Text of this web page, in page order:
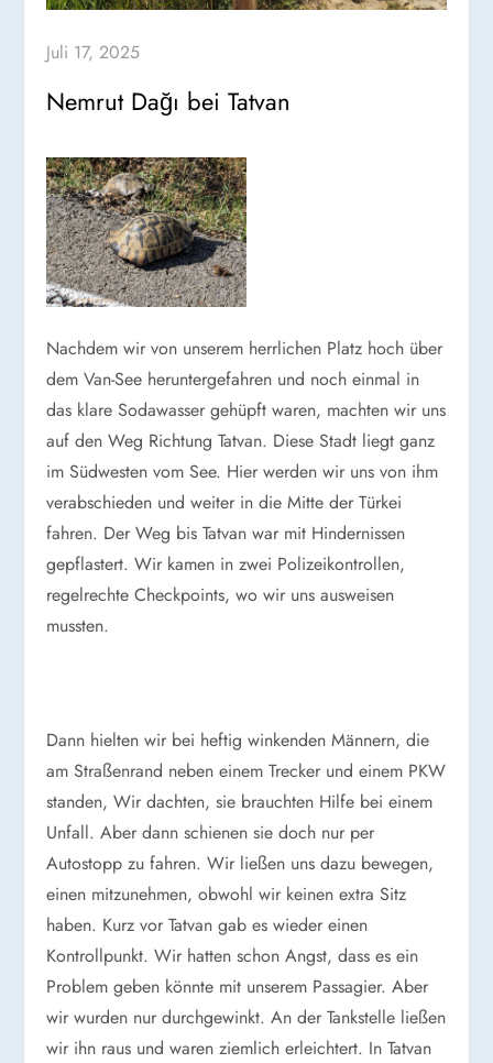
Juli 17, 2025
Nemrut Dağı bei Tatvan
Nachdem wir von unserem herrlichen Platz hoch über
dem Van-See heruntergefahren und noch einmal in
das klare Sodawasser gehüpft waren, machten wir uns
auf den Weg Richtung Tatvan. Diese Stadt liegt ganz
im Südwesten vom See. Hier werden wir uns von ihm
verabschieden und weiter in die Mitte der Türkei
fahren. Der Weg bis Tatvan war mit Hindernissen
gepflastert. Wir kamen in zwei Polizeikontrollen,
regelrechte Checkpoints, wo wir uns ausweisen
mussten.
Dann hielten wir bei heftig winkenden Männern, die
am Straßenrand neben einem Trecker und einem PKW
standen, Wir dachten, sie brauchten Hilfe bei einem
Unfall. Aber dann schienen sie doch nur per
Autostopp zu fahren. Wir ließen uns dazu bewegen,
einen mitzunehmen, obwohl wir keinen extra Sitz
haben. Kurz vor Tatvan gab es wieder einen
Kontrollpunkt. Wir hatten schon Angst, dass es ein
Problem geben könnte mit unserem Passagier. Aber
wir wurden nur durchgewinkt. An der Tankstelle ließen
wir ihn raus und waren ziemlich erleichtert. In Tatvan